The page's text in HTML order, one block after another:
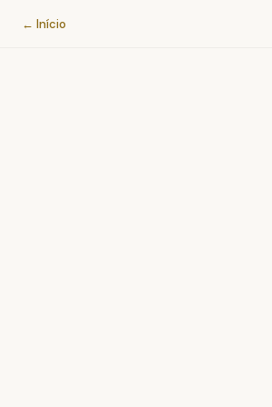
Catecismo da
← Início